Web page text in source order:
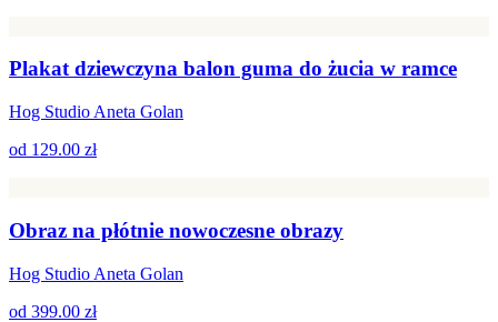
Plakat dziewczyna balon guma do żucia w ramce
Hog Studio Aneta Golan
od 129.00 zł
Obraz na płótnie nowoczesne obrazy
Hog Studio Aneta Golan
od 399.00 zł